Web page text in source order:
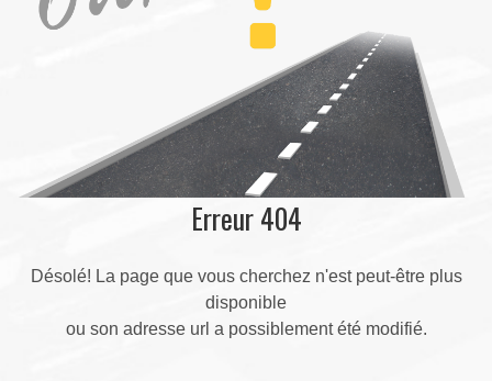
Erreur 404
Désolé! La page que vous cherchez n'est peut-être plus
disponible
ou son adresse url a possiblement été modifié.